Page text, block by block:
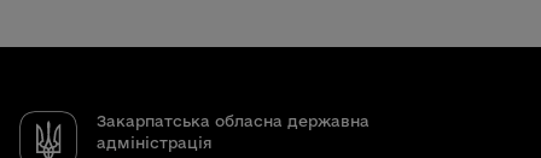
Закарпатська обласна державна
адміністрація